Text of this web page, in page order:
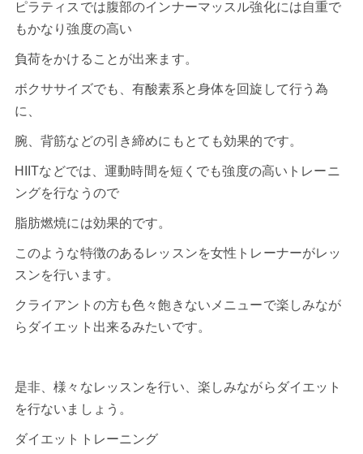
ピラティスでは腹部のインナーマッスル強化には自重で
もかなり強度の高い
負荷をかけることが出来ます。
ボクササイズでも、有酸素系と身体を回旋して行う為
に、
腕、背筋などの引き締めにもとても効果的です。
HIITなどでは、運動時間を短くでも強度の高いトレーニ
ングを行なうので
脂肪燃焼には効果的です。
このような特徴のあるレッスンを女性トレーナーがレッ
スンを行います。
クライアントの方も色々飽きないメニューで楽しみなが
らダイエット出来るみたいです。
是非、様々なレッスンを行い、楽しみながらダイエット
を行ないましょう。
ダイエットトレーニング